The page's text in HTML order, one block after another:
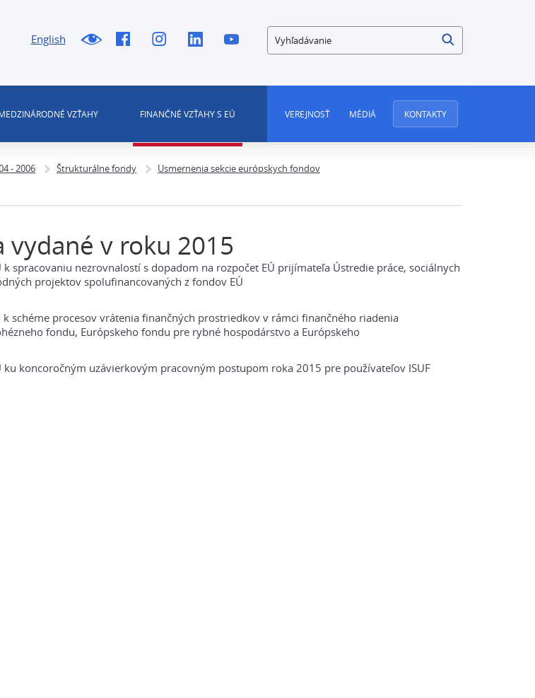
English Vyhľadávanie
VZŤAHY FINANČNÉ VZŤAHY S EÚ VEREJNOSŤ MÉDIÁ KONTAKTY
- 2006 Štrukturálne fondy
Usmernenia sekcie európskych fondov
vydané v roku 2015
spracovaniu nezrovnalostí s dopadom na rozpočet EÚ prijímateľa Ústredie práce, sociálnych
projektov spolufinancovaných z fondov EÚ
schéme procesov vrátenia finančných prostriedkov v rámci finančného riadenia
fondu, Európskeho fondu pre rybné hospodárstvo a Európskeho
ku koncoročným uzávierkovým pracovným postupom roka 2015 pre používateľov ISUF